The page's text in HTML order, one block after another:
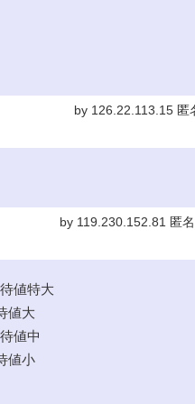
by 126.22.113.15 匿
by 119.230.152.81 匿
値特大
大
待値中
小